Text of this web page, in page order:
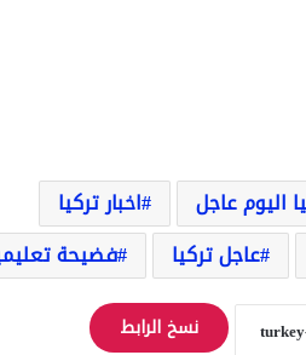
اليوم عاجل
اخبار تركيا
عاجل تركيا فضيحة
نسخ الرابط